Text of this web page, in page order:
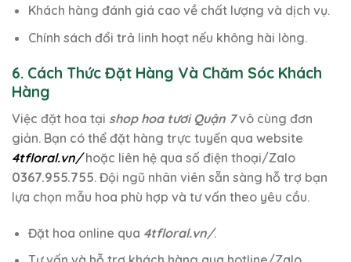
Khách hàng đánh giá cao về chất lượng và dịch vụ.
Chính sách đổi trả linh hoạt nếu không hài lòng.
6. Cách Thức Đặt Hàng Và Chăm Sóc Khách
Hàng
Việc đặt hoa tại shop hoa tươi Quận 7vô cùng đơn
giản. Bạn có thể đặt hàng trực tuyến qua website
4tfloral.vn/hoặc liên hệ qua số điện thoại/Zalo
0367.955.755. Đội ngũ nhân viên sẵn sàng hỗ trợ bạn
lựa chọn mẫu hoa phù hợp và tư vấn theo yêu cầu.
Đặt hoa online qua 4tfloral.vn/.